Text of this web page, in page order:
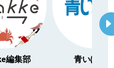
すと
「北海道３大